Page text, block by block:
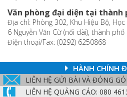
Văn phòng đại diện tại thành
Địa chỉ: Phòng 302, Khu Hiệu Bộ,
6 Nguyễn Văn Cừ (nối dài), thành phố
Điện thoại/Fax: (0292) 6250868
HÀNH CHÍNH
LIÊN HỆ GỬI BÀI VÀ ĐÓNG
LIÊN HỆ QUẢNG CÁO: 080